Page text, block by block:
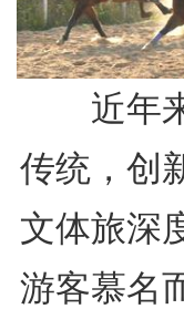
近年来
传统，创
文体旅深
游客慕名